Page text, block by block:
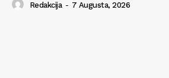
Redakcija - 7 Augusta, 2026